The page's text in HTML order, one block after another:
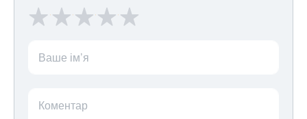
Ваше ім’я
Коментар